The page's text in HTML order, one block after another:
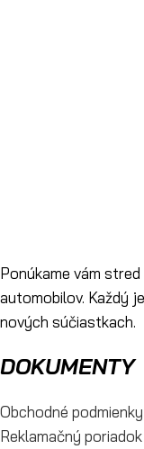
Ponúkame vám
automobilov. Každý
nových súčiastkach.
DOKUMENTY
Obchodné podmienky
Reklamačný poriadok